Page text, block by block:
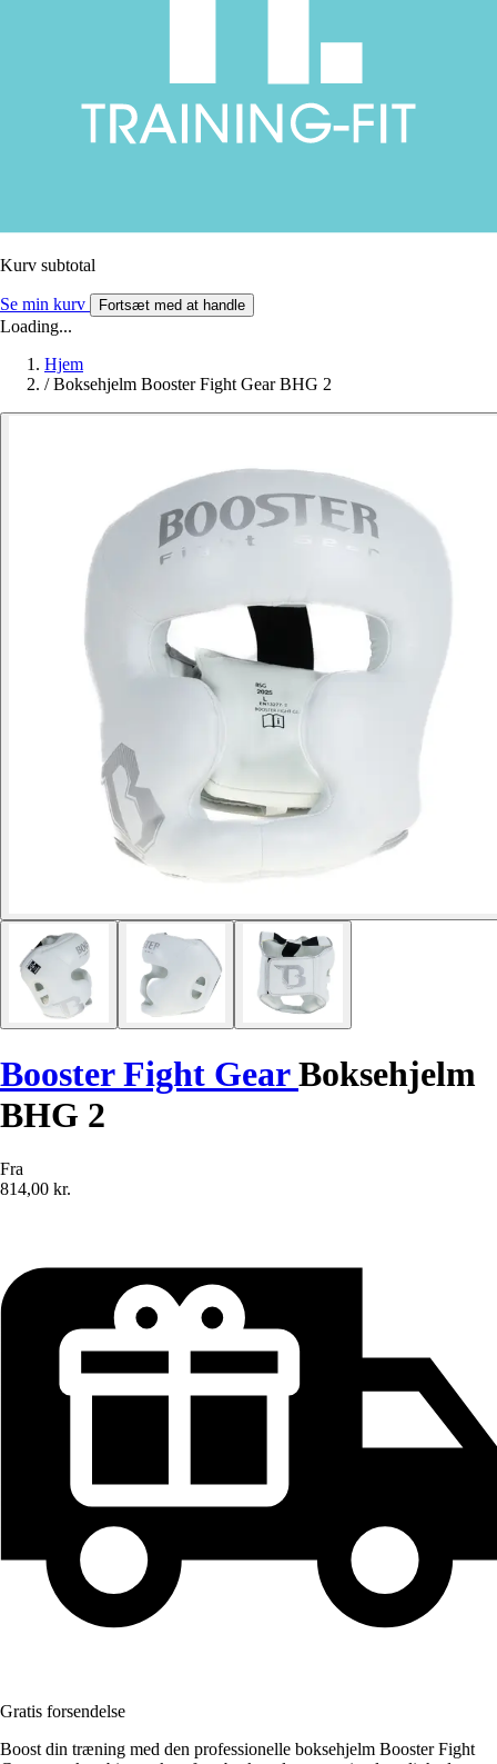
Kurv subtotal
Se min kurv Fortsæt med at handle
Loading...
Hjem
/ Boksehjelm Booster Fight Gear BHG 2
Booster Fight GearBoksehjelm
BHG 2
Fra
814,00 kr.
Gratis forsendelse
Boost din træning med den professionelle boksehjelm Booster Fight